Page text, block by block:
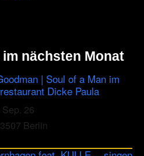
nächsten Monat
| Soul of a Man im
Dicke Paula
Sep. 26
Berlin